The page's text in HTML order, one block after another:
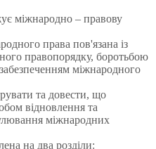
міжнародно – правову
права пов'язана із
правопорядку, боротьбою
міжнародного
та довести, що
відновлення та
міжнародних
на два розділи: